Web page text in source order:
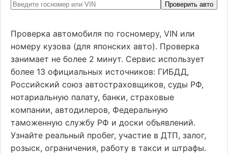
Проверить авто
Проверка автомобиля по госномеру, VIN или
номеру кузова (для японских авто). Проверка
занимает не более 2 минут. Сервис использует
более 13 официальных источников: ГИБДД,
Российский союз автостраховщиков, суды РФ,
нотариальную палату, банки, страховые
компании, автодилеров, Федеральную
таможенную службу РФ и доски объявлений.
Узнайте реальный пробег, участие в ДТП, залог,
розыск, ограничения, работу в такси и штрафы.